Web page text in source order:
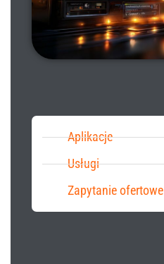
Aplikacje
Usługi
Zapytanie ofertowe